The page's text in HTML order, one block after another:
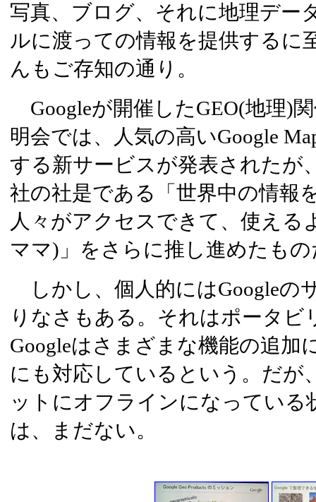
写真、ブログ、それに地理デー
ルに渡っての情報を提供するに
んもご存知の通り。
Googleが開催したGEO(地理)
明会では、人気の高いGoogle
する新サービスが発表されたが
社の社是である「世界中の情報
人々がアクセスできて、使える
ママ)」をさらに推し進めたもの
しかし、個人的にはGoogleの
りなさもある。それはポータビ
Googleはさまざまな機能の追加
にも対応しているという。だが
ットにオフラインになっている
は、まだない。